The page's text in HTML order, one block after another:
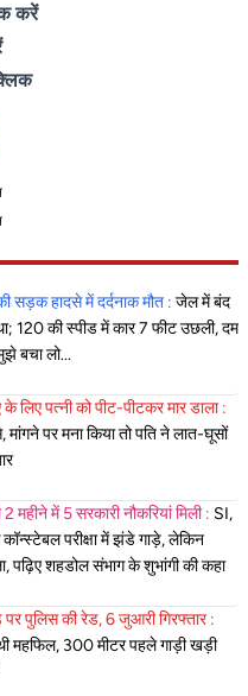
करें
हादसे में दर्दनाक मौत : जेल में बंद
120 की स्पीड में कार 7 फीट उछली, दम
बचा लो...
लिए पत्नी को पीट-पीटकर मार डाला :
मांगने पर मना किया तो पति ने लात-घूसों
महीने में 5 सरकारी नौकरियां मिली : SI,
परीक्षा में झंडे गाड़े, लेकिन
पढ़िए शहडोल संभाग के शुभांगी की कहा
पुलिस की रेड, 6 जुआरी गिरफ्तार :
महफिल, 300 मीटर पहले गाड़ी खड़ी